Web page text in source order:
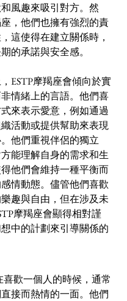
風趣來吸引對方。然
，他們也擁有強烈的責
這使得在建立關係時，
的承諾與安全感。
ESTP摩羯座會傾向於實
情緒上的言語。他們喜
來表示愛意，例如通過
活動或提供幫助來表現
他們重視伴侶的獨立
能理解自身的需求和生
他們會維持一種平衡而
情動態。儘管他們喜歡
趣與自由，但在涉及未
摩羯座會顯得相對謹
中的計劃來引導關係的
喜歡一個人的時候，通常
接而熱情的一面。他們